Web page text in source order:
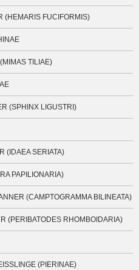
(HEMARIS FUCIFORMIS)
TILIAE)
(SPHINX LIGUSTRI)
(IDAEA SERIATA)
PAPILIONARIA)
(CAMPTOGRAMMA BILINEATA)
(PERIBATODES RHOMBOIDARIA)
(PIERINAE)